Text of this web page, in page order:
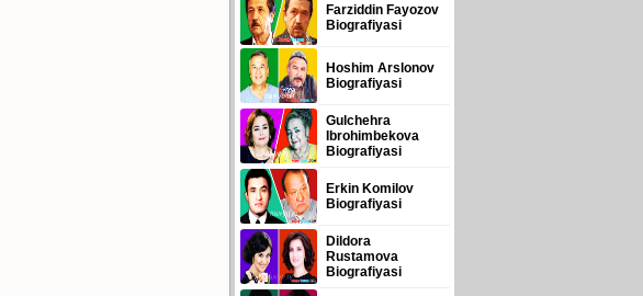
Farziddin Fayozov
Biografiyasi
Hoshim Arslonov
Biografiyasi
Gulchehra
Ibrohimbekova
Biografiyasi
Erkin Komilov
Biografiyasi
Dildora
Rustamova
Biografiyasi